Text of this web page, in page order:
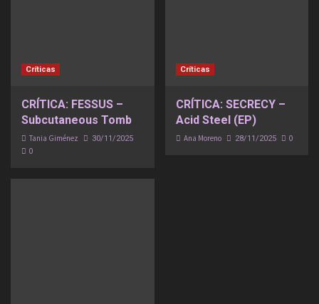
Críticas
CRÍTICA: FESSUS –
Subcutaneous Tomb
Tania Giménez 30/11/2025
0
Críticas
CRÍTICA: SECRECY –
Acid Steel (EP)
Ana Moreno 28/11/2025 0